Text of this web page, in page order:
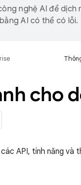
nghệ AI để dịch
AI có thể có lỗi.
cho
API, tính năng